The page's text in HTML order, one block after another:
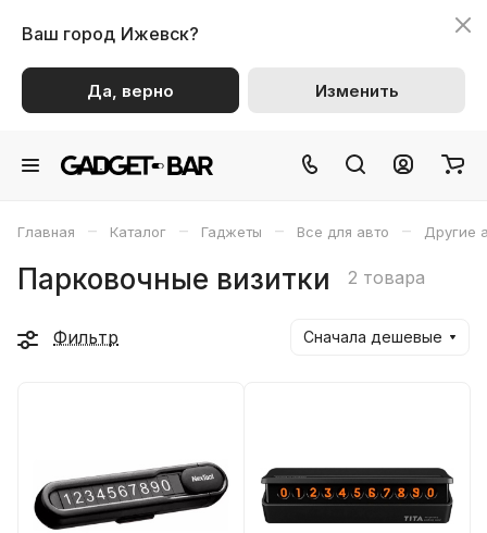
Ваш город Ижевск?
Да, верно Изменить
Главная – Каталог – Гаджеты – Все для авто – Другие
Парковочные визитки 2 товара
Фильтр Сначала дешевые